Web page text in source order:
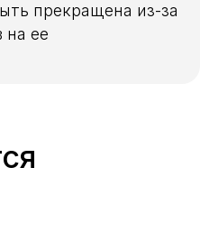
прекращена из-за
на ее